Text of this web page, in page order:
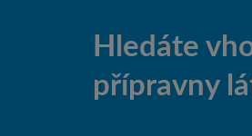
Hledáte
přípravny